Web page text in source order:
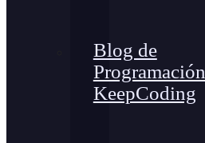
Blog de
Programación
KeepCoding